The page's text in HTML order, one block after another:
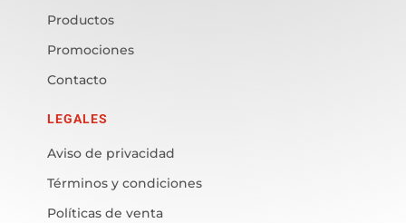
Productos
Promociones
Contacto
LEGALES
Aviso de privacidad
Términos y condiciones
Políticas de venta